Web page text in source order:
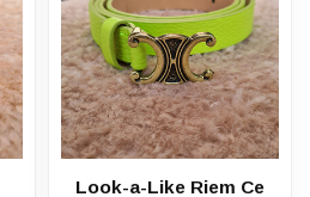
Look-a-Like Riem Ce